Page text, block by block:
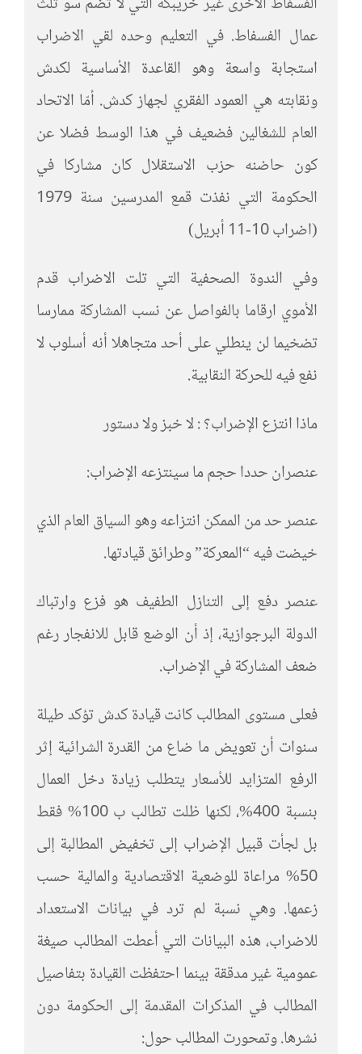
عمال الفسفاط. في التعليم وحده لقي الاضراب
استجابة واسعة وهو القاعدة الأساسية لكدش
ونقابته هي العمود الفقري لجهاز كدش. أمّا الاتحاد
العام للشغالين فضعيف في هذا الوسط فضلا عن
كون حاضنه حزب الاستقلال كان مشاركا في
الحكومة التي نفذت قمع المدرسين سنة 1979
(اضراب 10-11 أبريل)
وفي الندوة الصحفية التي تلت الاضراب قدم
الأموي ارقاما بالفواصل عن نسب المشاركة ممارسا
تضخيما لن ينطلي على أحد متجاهلا أنه أسلوب لا
نفع فيه للحركة النقابية.
ماذا انتزع الإضراب؟ : لا خبز ولا دستور
عنصران حددا حجم ما سينتزعه الإضراب:
عنصر حد من الممكن انتزاعه وهو السياق العام الذي
خيضت فيه “المعركة” وطرائق قيادتها.
عنصر دفع إلى التنازل الطفيف هو فزع وارتباك
الدولة البرجوازية، إذ أن الوضع قابل للانفجار رغم
ضعف المشاركة في الإضراب.
فعلى مستوى المطالب كانت قيادة كدش تؤكد طيلة
سنوات أن تعويض ما ضاع من القدرة الشرائية إثر
الرفع المتزايد للأسعار يتطلب زيادة دخل العمال
بنسبة 400%، لكنها ظلت تطالب ب 100% فقط
بل لجأت قبيل الإضراب إلى تخفيض المطالبة إلى
50% مراعاة للوضعية الاقتصادية والمالية حسب
زعمها. وهي نسبة لم ترد في بيانات الاستعداد
للاضراب، هذه البيانات التي أعطت المطالب صيغة
عمومية غير مدققة بينما احتفظت القيادة بتفاصيل
المطالب في المذكرات المقدمة إلى الحكومة دون
نشرها. وتمحورت المطالب حول: